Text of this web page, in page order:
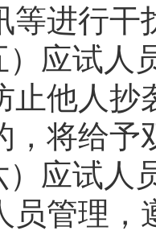
等进行干
试人员
止他人抄
，将给予
试人员
员管理，